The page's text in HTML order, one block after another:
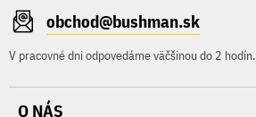
obchod@bushman.sk
V pracovné dni odpovedáme väčšinou do 2 hodín.
O NÁS